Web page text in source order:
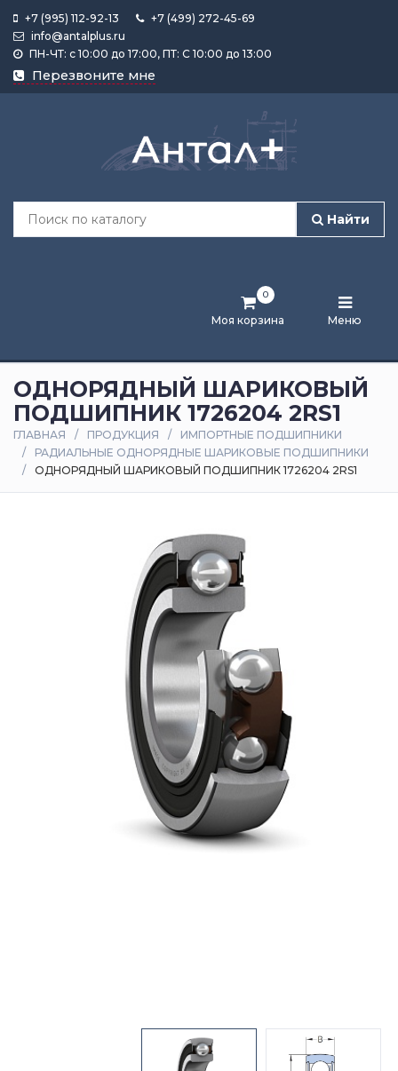
+7 (995) 112-92-13
+7 (499) 272-45-69
info@antalplus.ru
ПН-ЧТ: с 10:00 до 17:00, ПТ: С 10:00 до 13:00
Перезвоните мне
Найти
Моя корзина
0
Меню
Каталог
продукции
Лента
и
статьи
Оплата
доставка
ОДНОРЯДНЫЙ ШАРИКОВЫЙ
ПОДШИПНИК 1726204 2RS1
ГЛАВНАЯ ПРОДУКЦИЯ
ИМПОРТНЫЕ ПОДШИПНИКИ
РАДИАЛЬНЫЕ ОДНОРЯДНЫЕ ШАРИКОВЫЕ ПОДШИПНИКИ
ОДНОРЯДНЫЙ ШАРИКОВЫЙ ПОДШИПНИК 1726204 2RS1